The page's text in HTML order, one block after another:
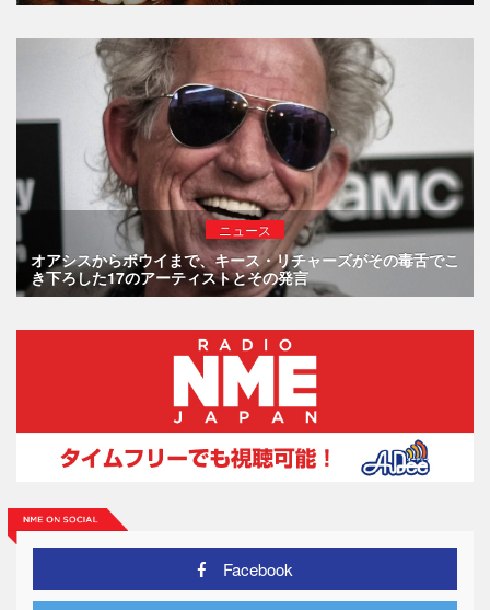
ニュース
オアシスからボウイまで、キース・リチャーズがその毒舌でこ
き下ろした17のアーティストとその発言
Facebook